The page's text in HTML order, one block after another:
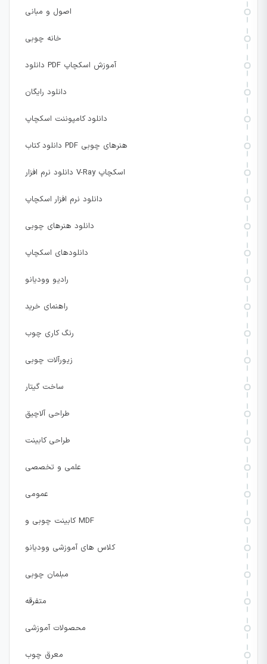
اصول و مبانی
خانه چوبی
دانلود PDF آموزش اسکچاپ
دانلود رایگان
دانلود کامپوننت اسکچاپ
دانلود کتاب PDF هنرهای چوبی
دانلود نرم افزار V-Ray اسکچاپ
دانلود نرم افزار اسکچاپ
دانلود هنرهای چوبی
دانلودهای اسکچاپ
رادیو وودیانو
راهنمای خرید
رنگ کاری چوب
زیورآلات چوبی
ساخت گیتار
طراحی آلاچیق
طراحی کابینت
علمی و تخصصی
عمومی
کابینت چوبی و MDF
کلاس های آموزشی وودیانو
مبلمان چوبی
متفرقه
محصولات آموزشی
معرق چوب